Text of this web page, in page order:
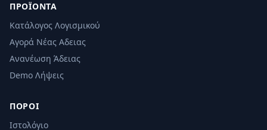
ΠΡΟΪΌΝΤΑ
Κατάλογος Λογισμικού
Αγορά Νέας Αδειας
Ανανέωση Άδειας
Demo Λήψεις
ΠΌΡΟΙ
Ιστολόγιο